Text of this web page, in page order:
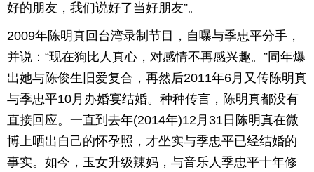
好的朋友，我们说好了当好朋友”。
2009年陈明真回台湾录制节目，自曝与季忠平分手，
并说：“现在狗比人真心，对感情不再感兴趣。”同年爆
出她与陈俊生旧爱复合，再然后2011年6月又传陈明真
与季忠平10月办婚宴结婚。种种传言，陈明真都没有
直接回应。一直到去年(2014年)12月31日陈明真在微
博上晒出自己的怀孕照，才坐实与季忠平已经结婚的
事实。如今，玉女升级辣妈，与音乐人季忠平十年修